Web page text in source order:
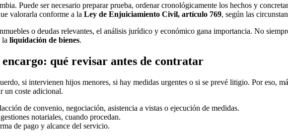
Puede ser necesario preparar prueba, ordenar cronológicamente los hechos y
valorarla conforme a la Ley de Enjuiciamiento Civil, artículo 769, según las
o deudas relevantes, el análisis jurídico y económico gana importancia. No
la liquidación de bienes.
qué revisar antes de contratar
si intervienen hijos menores, si hay medidas urgentes o si se prevé litigio. Por eso,
un coste adicional.
de convenio, negociación, asistencia a vistas o ejecución de medidas.
notariales, cuando procedan.
de pago y alcance del servicio.